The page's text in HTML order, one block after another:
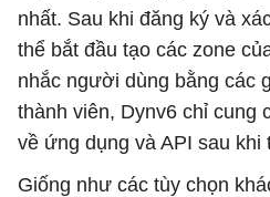
nhất. Sau khi đăng ký và
thể bắt đầu tạo các zone
nhắc người dùng bằng các
thành viên, Dynv6 chỉ cung
về ứng dụng và API sau khi
Giống như các tùy chọn